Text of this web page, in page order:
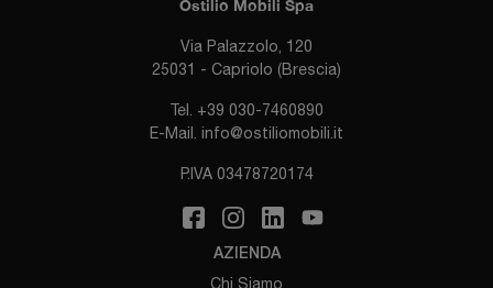
Ostilio Mobili Spa
Via Palazzolo, 120
25031 - Capriolo (Brescia)
Tel. +39 030-7460890
E-Mail. info@ostiliomobili.it
P.IVA 03478720174
AZIENDA
Chi Siamo